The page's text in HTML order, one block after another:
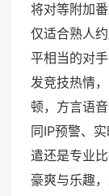
将对等附加
仅适合熟人
平相当的对
发竞技热情
顿，方言语
同IP预警、
遣还是专业
豪爽与乐趣